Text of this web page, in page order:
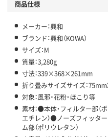
商品仕様
メーカー：興和
ブランド：興和（KOWA）
サイズ：M
質量：3,280g
寸法：339×368×261mm
折り畳みサイズサイズ：
対象：風邪・花粉・ほこり等
素材：●本体・フィルター部（
エチレン）●ノーズフィッタ
ム部（ポリウレタン）